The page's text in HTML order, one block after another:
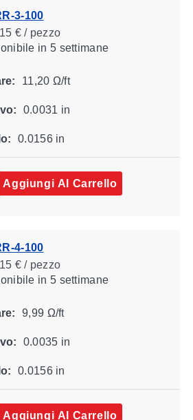
3-100
€ / pezzo
in 5 settimane
11,20 Ω/ft
0.0031 in
0.0156 in
Aggiungi Al Carrello
4-100
€ / pezzo
in 5 settimane
9,99 Ω/ft
0.0035 in
0.0156 in
Aggiungi Al Carrello